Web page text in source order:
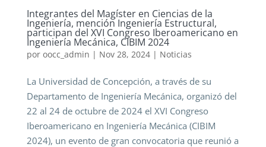
Integrantes del Magíster en Ciencias de la
Ingeniería, mención Ingeniería Estructural,
participan del XVI Congreso Iberoamericano en
Ingeniería Mecánica, CIBIM 2024
por oocc_admin | Nov 28, 2024| Noticias
La Universidad de Concepción, a través de su
Departamento de Ingeniería Mecánica, organizó del
22 al 24 de octubre de 2024 el XVI Congreso
Iberoamericano en Ingeniería Mecánica (CIBIM
2024), un evento de gran convocatoria que reunió a